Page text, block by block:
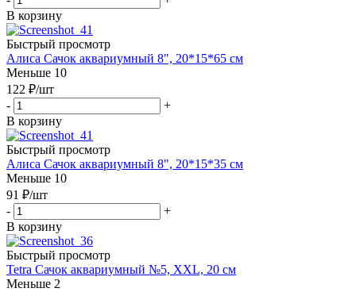
В корзину
Быстрый просмотр
Алиса Сачок аквариумный 8", 20*15*65 см
Меньше 10
122 ₽/шт
-
+
В корзину
Быстрый просмотр
Алиса Сачок аквариумный 8", 20*15*35 см
Меньше 10
91 ₽/шт
-
+
В корзину
Быстрый просмотр
Tetra Сачок аквариумный №5, XXL, 20 см
Меньше 2